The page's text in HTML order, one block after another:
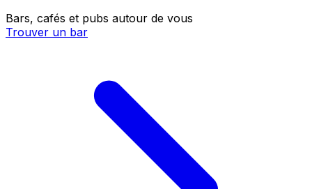
Bars, cafés et pubs autour de vous
Trouver un bar